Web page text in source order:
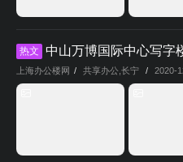
热文 中山万博国际中心写字
上海办公楼网 / 共享办公 长宁 / 2020-